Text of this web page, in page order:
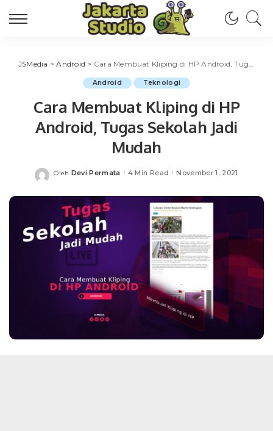
JSMedia >Android > Cara Membuat Kliping di HP Android, Tugas Sekolah Jadi Mudah
Android Teknologi
Cara Membuat Kliping di HP
Android, Tugas Sekolah Jadi
Mudah
Posted
Oleh Devi Permata 4 Min Read November 1, 2021